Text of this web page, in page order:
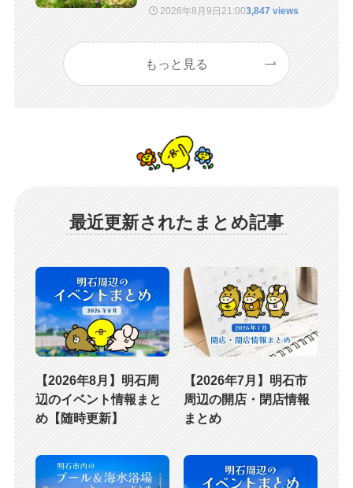
2026年8月9日 21:003,847 views
もっと見る
最近更新されたまとめ記事
【2026年8月】明石周
辺のイベント情報まと
め【随時更新】
【2026年7月】明石市
周辺の開店・閉店情報
まとめ